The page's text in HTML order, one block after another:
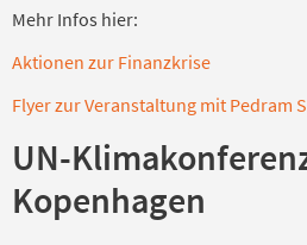
Mehr Infos hier:
Aktionen zur Finanzkrise
Flyer zur Veranstaltung mit Pedram
UN-
Kopenhagen